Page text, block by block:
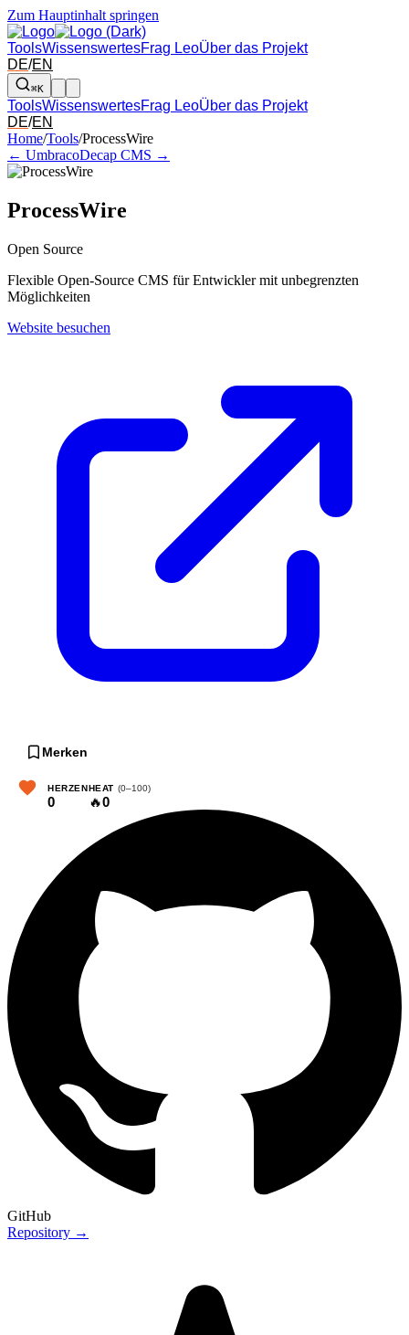
Zum Hauptinhalt springen
ToolsWissenswertesFrag LeoÜber das Projekt
DE/EN
⌘K
ToolsWissenswertesFrag LeoÜber das Projekt
DE/EN
Pfeil links und rechts: zum benachbarten Tool in der Übersicht
Home/Tools/ProcessWire
← UmbracoDecap CMS →
ProcessWire
Open Source
Flexible Open-Source CMS für Entwickler mit unbegrenzten
Möglichkeiten
Website besuchen
Merken
HERZEN
0
HEAT (0–100)
🔥0
GitHub
Repository →